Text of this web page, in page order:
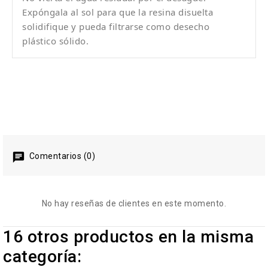
Expóngala al sol para que la resina disuelta
solidifique y pueda filtrarse como desecho
plástico sólido.
Comentarios (0)
No hay reseñas de clientes en este momento.
16 otros productos en la misma
categoría: